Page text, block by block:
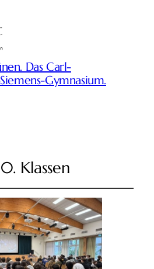
Das Carl-
Gymnasium.
Klassen